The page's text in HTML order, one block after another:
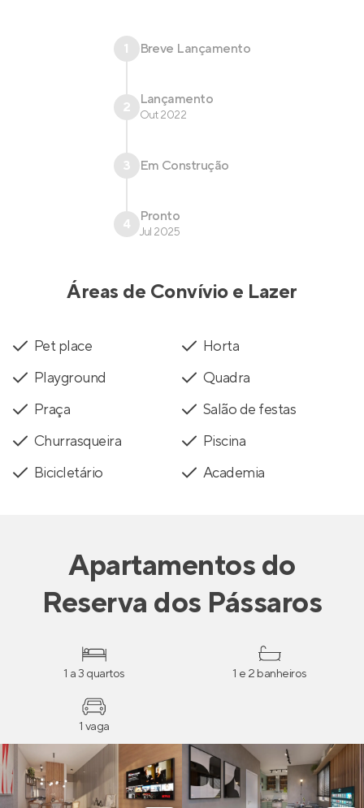
1 Breve Lançamento
2 Lançamento
Out 2022
3 Em Construção
4 Pronto
Jul 2025
Áreas de Convívio e Lazer
Pet place
Horta
Playground
Quadra
Praça
Salão de festas
Churrasqueira
Piscina
Bicicletário
Academia
Apartamentosdo
Reserva dos Pássaros
1 a 3 quartos 1 e 2 banheiros
1 vaga